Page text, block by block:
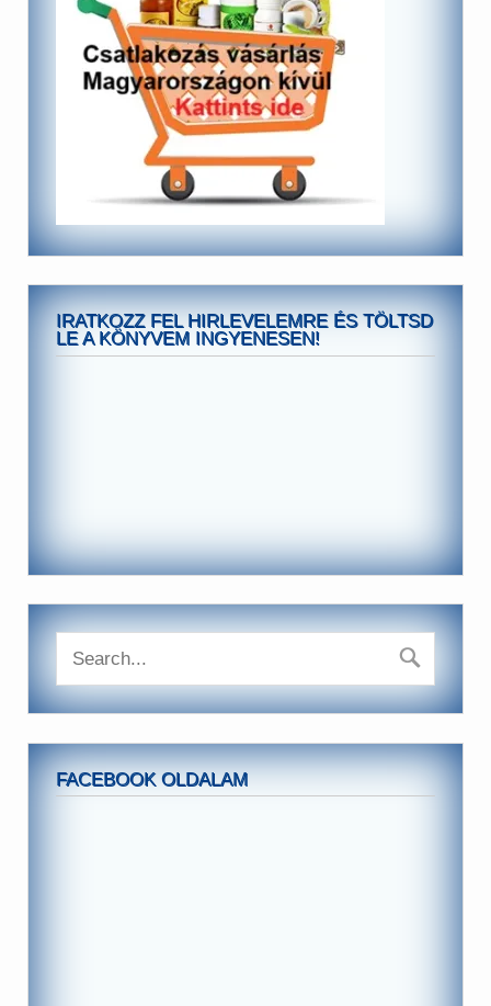
IRATKOZZ FEL HIRLEVELEMRE ÉS TÖLTSD
LE A KÖNYVEM INGYENESEN!
FACEBOOK OLDALAM